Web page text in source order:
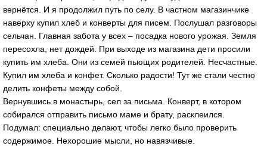
вернётся. И я продолжил путь по селу. В частном магазинчике
наверху купил хлеб и конверты для писем. Послушал разговоры
сельчан. Главная забота у всех – посадка нового урожая. Земля
пересохла, нет дождей. При выходе из магазина дети просили
купить им хлеба. Они из семей пьющих родителей. Несчастные.
Купил им хлеба и конфет. Сколько радости! Тут же стали честно
делить конфеты между собой.
Вернувшись в монастырь, сел за письма. Конверт, в котором
собирался отправить письмо маме и брату, расклеился.
Подумал: специально делают, чтобы легко было проверить
содержимое. Нехорошие мысли, но навязчивые.